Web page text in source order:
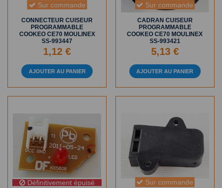
Sur commande
CONNECTEUR CUISEUR
PROGRAMMABLE
COOKEO CE70 MOULINEX
SS-993447
1,12 €
AJOUTER AU PANIER
Sur commande
CADRAN CUISEUR
PROGRAMMABLE
COOKEO CE70 MOULINEX
SS-993421
5,13 €
AJOUTER AU PANIER
Définitivement épuisé Sur commande